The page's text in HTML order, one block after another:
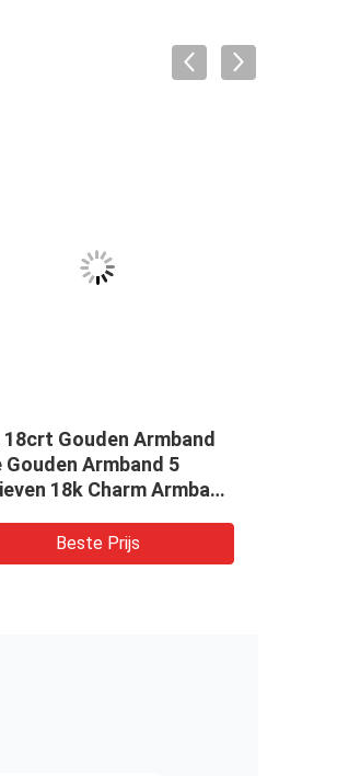
18crt Gouden Armband
Gouden Armband 5
18k Charm Armband
Beste Prijs